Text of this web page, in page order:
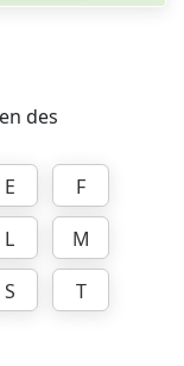
des
E
F
L
M
S
T